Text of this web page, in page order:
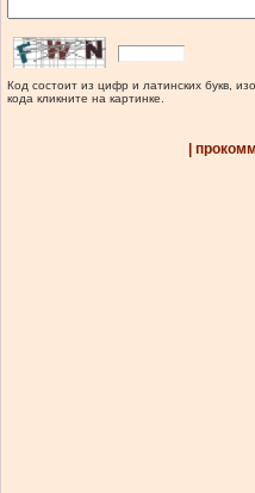
Код состоит из цифр и латинских букв,
кода кликните на картинке.
|